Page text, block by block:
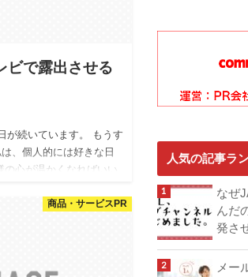
ビで露出させる
が続いています。 もうす
、個人的には好きな日
心が温かくなればいい
商品・サービスPR
人気の記事ラ
なぜ
んだ
発さ
メー